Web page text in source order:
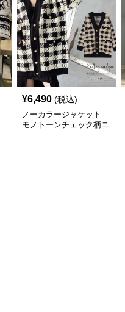
¥6,490 (税込)
ノーカラージャケット
モノトーンチェック柄ニ